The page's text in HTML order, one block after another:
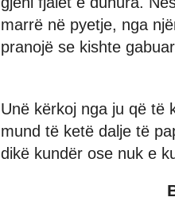
marrë në pyetje, nga
pranojë se kishte
Unë kërkoj nga ju që të
mund të ketë dalje të
dikë kundër ose nuk e